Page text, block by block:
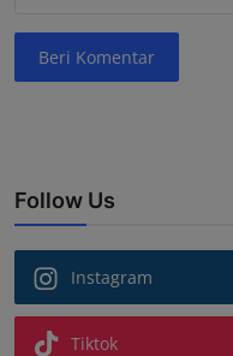
Beri Komentar
Follow Us
Instagram
Tiktok